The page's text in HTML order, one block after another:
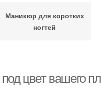
Маникюр для коротких
ногтей
цвет вашего